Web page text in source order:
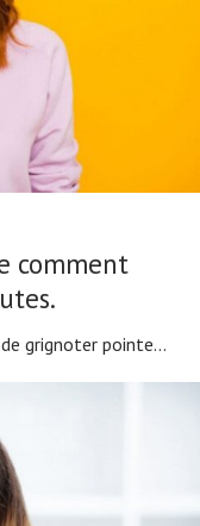
comment
grignoter pointe...